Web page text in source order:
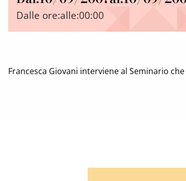
Dalle ore:alle:00:00
Francesca Giovani interviene al Seminario